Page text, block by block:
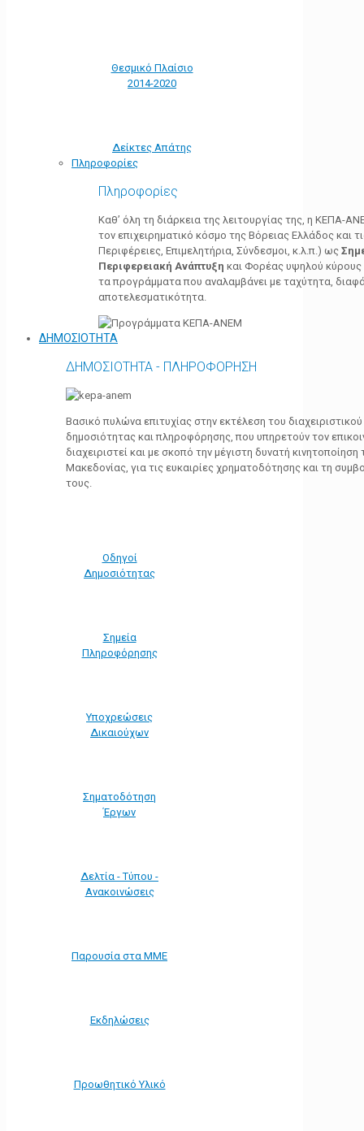
Θεσμικό Πλαίσιο
2014-2020
Δείκτες Απάτης
Πληροφορίες
Πληροφορίες
Καθ’ όλη τη διάρκεια της λειτουργίας της, η ΚΕΠΑ-
τον επιχειρηματικό κόσμο της Βόρειας Ελλάδος και
Περιφέρειες, Επιμελητήρια, Σύνδεσμοι, κ.λ.π.) ως
Περιφερειακή Ανάπτυξη και Φορέας υψηλού κύρους
τα προγράμματα που αναλαμβάνει με ταχύτητα,
αποτελεσματικότητα.
ΔΗΜΟΣΙΟΤΗΤΑ
ΔΗΜΟΣΙΟΤΗΤΑ - ΠΛΗΡΟΦΟΡΗΣΗ
Βασικό πυλώνα επιτυχίας στην εκτέλεση του
δημοσιότητας και πληροφόρησης, που υπηρετούν τον
διαχειριστεί και με σκοπό την μέγιστη δυνατή
Μακεδονίας, για τις ευκαιρίες χρηματοδότησης και τη
τους.
Οδηγοί
Δημοσιότητας
Σημεία
Πληροφόρησης
Υποχρεώσεις
Δικαιούχων
Σηματοδότηση
Έργων
Δελτία - Τύπου -
Ανακοινώσεις
Παρουσία στα ΜΜΕ
Εκδηλώσεις
Προωθητικό Υλικό